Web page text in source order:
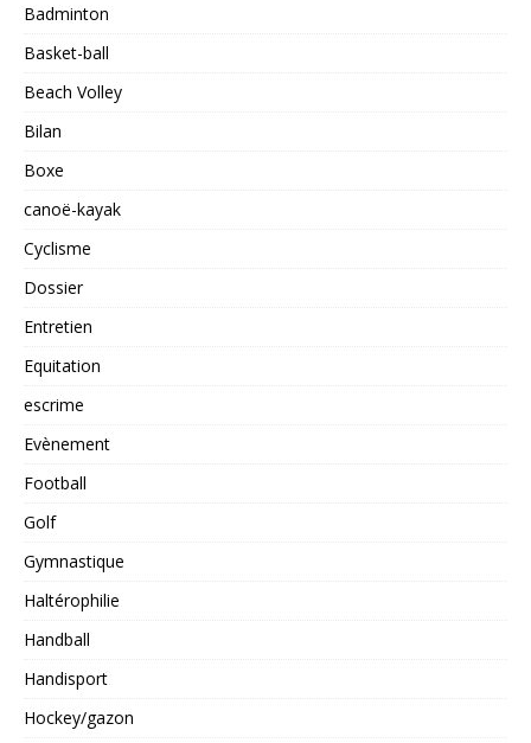
Badminton
Basket-ball
Beach Volley
Bilan
Boxe
canoë-kayak
Cyclisme
Dossier
Entretien
Equitation
escrime
Evènement
Football
Golf
Gymnastique
Haltérophilie
Handball
Handisport
Hockey/gazon